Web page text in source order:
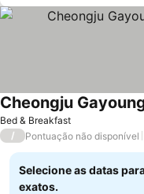
Bed & Breakfast
Cheongju
/ Pontuação não disponível
Selecione as datas
exatos.